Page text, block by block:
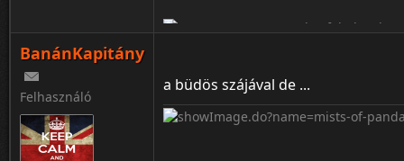
BanánKapitány
Felhasználó
a büdös szájával de ...